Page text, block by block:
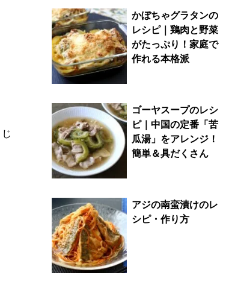
かぼちゃグラタンの
レシピ｜鶏肉と野菜
がたっぷり！家庭で
作れる本格派
ゴーヤスープのレシ
ピ｜中国の定番「苦
瓜湯」をアレンジ！
簡単＆具だくさん
アジの南蛮漬けのレ
シピ・作り方